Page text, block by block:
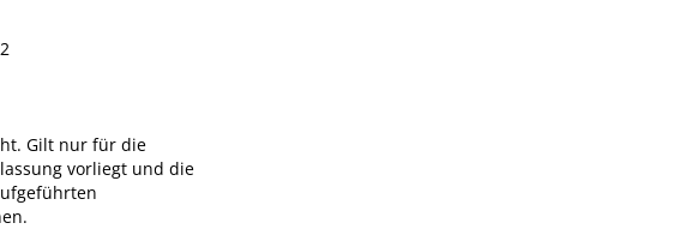
Gilt nur für die
vorliegt und die